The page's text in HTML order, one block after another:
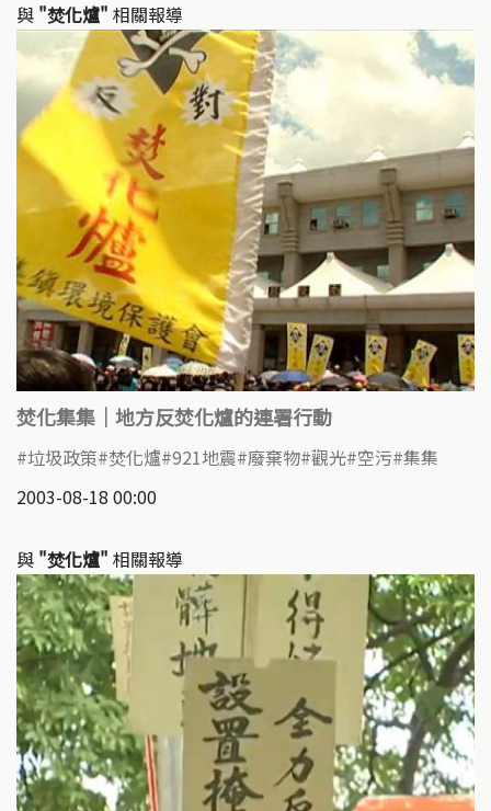
與 "焚化爐" 相關報導
焚化集集｜地方反焚化爐的連署行動
垃圾政策 焚化爐 921地震 廢棄物 觀光 空污 集集
2003-08-18 00:00
與 "焚化爐" 相關報導